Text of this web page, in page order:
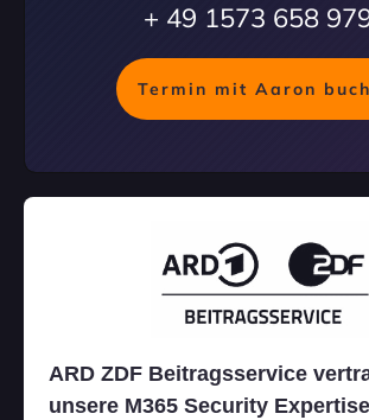
+ 49 1573 658
Termin mit Aaron
ARD ZDF Beitragsservice
unsere M365 Security Expertise